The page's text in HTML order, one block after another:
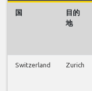
国
目的
地
Switzerland Zurich